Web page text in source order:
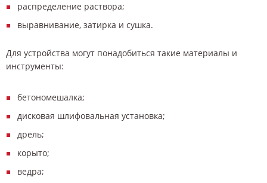
распределение раствора;
выравнивание, затирка и сушка.
Для устройства могут понадобиться такие материалы и
инструменты:
бетономешалка;
дисковая шлифовальная установка;
дрель;
корыто;
ведра;